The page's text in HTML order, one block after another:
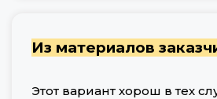
Из материалов
Этот вариант хорош в тех